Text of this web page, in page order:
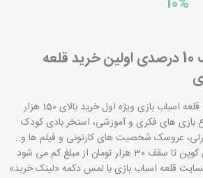
کد تخفیف 10 درصدی اولین خرید قلعه
اسباب بازی ویژه اول خرید بالای 150 هزار
بازی های فکری و آموزشی، استخر بادی کودک
عروسک شخصیت های کارتونی و فیلم ها و..
هزار تومان از مبلغ کم می شود
قلعه اسباب بازی با لمس دکمه «لینک خرید»